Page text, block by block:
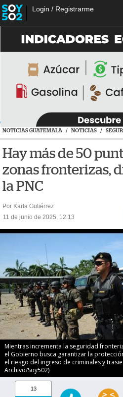
Login / Registrarme
NOTICIAS GUATEMALA / NOTICIAS /
Hay más de 50
zonas fronterizas,
la PNC
Por Karla Gutiérrez
11 de junio de 2025, 12:13
Mientras incrementa la seguridad
el Gobierno busca garantizar la
el riesgo del ingreso de criminales y
Archivo/Soy502)
13